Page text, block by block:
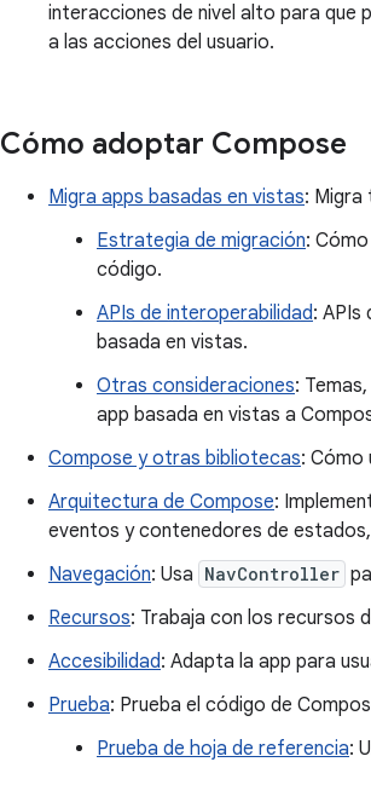
interacciones de nivel alto para que
a las acciones del usuario.
Cómo adoptar Compose
Migra apps basadas en vistas: Migra
Estrategia de migración:
código.
APIs de interoperabilidad: APIs
basada en vistas.
Otras consideraciones:
app basada en vistas a
Compose y otras bibliotecas: Cómo
Arquitectura de Compose:
eventos y contenedores de
Navegación: Usa NavController
Recursos: Trabaja con los recursos
Accesibilidad: Adapta la app para
Prueba: Prueba el código de
Prueba de hoja de referencia: